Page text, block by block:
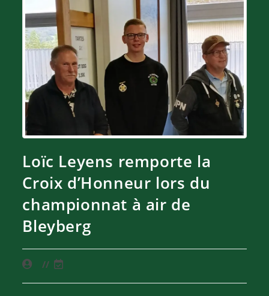
Loïc Leyens remporte la
Croix d’Honneur lors du
championnat à air de
Bleyberg